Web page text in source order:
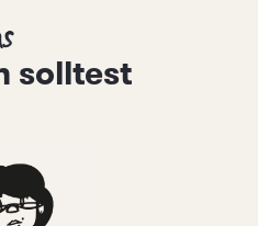
solltest